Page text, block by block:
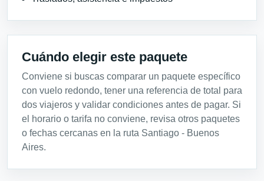
Cuándo elegir este paquete
Conviene si buscas comparar un paquete específico
con vuelo redondo, tener una referencia de total para
dos viajeros y validar condiciones antes de pagar. Si
el horario o tarifa no conviene, revisa otros paquetes
o fechas cercanas en la ruta Santiago - Buenos
Aires.